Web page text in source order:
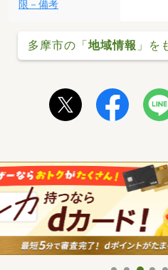
限－備考
多摩市の「地域情報 」を